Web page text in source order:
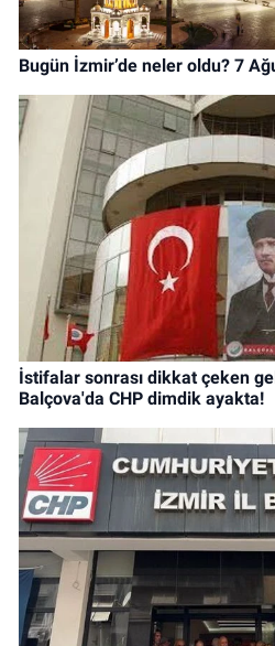
Bugün İzmir’de neler oldu? 7
İstifalar sonrası dikkat çeken
Balçova'da CHP dimdik ayakta!